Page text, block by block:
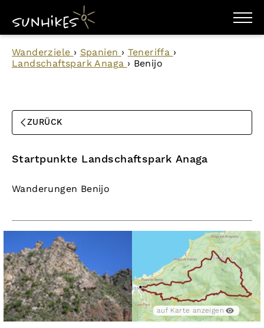
WANDERZIELE
WANDERUNGEN
ENTDECKEN
Wanderziele › Spanien › Teneriffa ›
Landschaftspark Anaga › Benijo
ZURÜCK
Startpunkte Landschaftspark Anaga
Wanderungen Benijo
auf Karte anzeigen